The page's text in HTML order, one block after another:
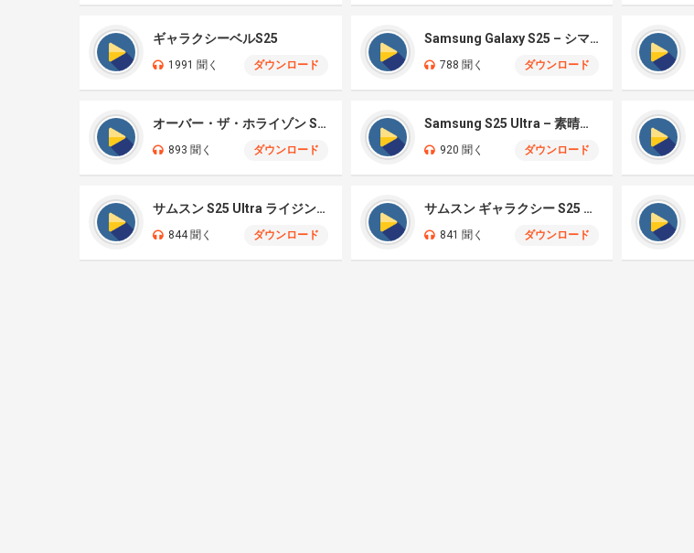
ギャラクシーベルS25
1991 聞く ダウンロード
Samsung Galaxy S25 – シマー
788 聞く ダウンロード
オーバー・ザ・ホライゾン S25
893 聞く ダウンロード
Samsung S25 Ultra – 素晴らしいクラシックベル
920 聞く ダウンロード
サムスン S25 Ultra ライジングサン
844 聞く ダウンロード
サムスン ギャラクシー S25 ウルトラ
841 聞く ダウンロード